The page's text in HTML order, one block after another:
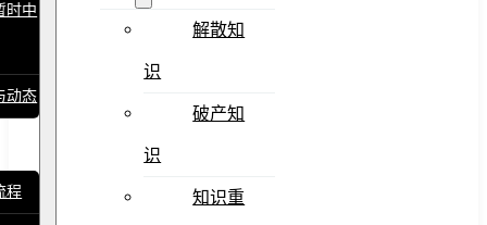
时中
动态
程
解散知
识
破产知
识
知识重